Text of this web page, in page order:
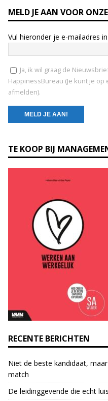
MELD JE AAN VOOR
Vul hieronder je e-mailadres in
Ja, ik wil graag de
HappinessBureau (Je kunt je op
afmelden).
o
n
s
.
P
l
e
a
s
TE KOOP BIJ
RECENTE BERICHTEN
Niet de beste kandidaat,
match
De leidinggevende die echt